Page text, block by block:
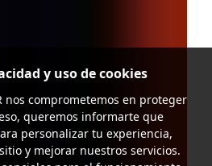
y uso de cookies
nos comprometemos en proteger
queremos informarte que
personalizar tu experiencia,
y mejorar nuestros servicios.